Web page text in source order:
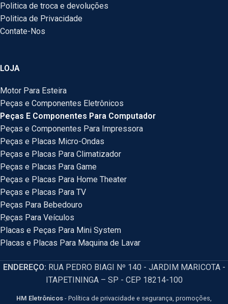
Politica de troca e devoluções
Politica de Privacidade
Contate-Nos
LOJA
Motor Para Esteira
Peças e Componentes Eletrônicos
Peças E Componentes Para Computador
Peças e Componentes Para Impressora
Peças e Placas Micro-Ondas
Peças e Placas Para Climatizador
Peças e Placas Para Game
Peças e Placas Para Home Theater
Peças e Placas Para TV
Peças Para Bebedouro
Peças Para Veículos
Placas e Peças Para Mini System
Placas e Placas Para Maquina de Lavar
ENDEREÇO: RUA PEDRO BIAGI Nº 140 - JARDIM MARICOTA -
ITAPETININGA – SP - CEP 18214-100
HM Eletrônicos - Política de privacidade e segurança, promoções,